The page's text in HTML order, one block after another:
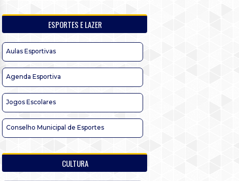
ESPORTES E LAZER
Aulas Esportivas
Agenda Esportiva
Jogos Escolares
Conselho Municipal de Esportes
CULTURA